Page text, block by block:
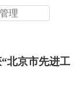
理
北京市先进工